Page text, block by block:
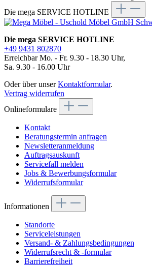
Die mega SERVICE HOTLINE
Die mega SERVICE HOTLINE
+49 9431 802870
Erreichbar Mo. - Fr. 9.30 - 18.30 Uhr,
Sa. 9.30 - 16.00 Uhr
Oder über unserKontaktformular.
Vertrag widerrufen
Onlineformulare
Kontakt
Beratungstermin anfragen
Newsletteranmeldung
Auftragsauskunft
Servicefall melden
Jobs & Bewerbungsformular
Widerrufsformular
Informationen
Standorte
Serviceleistungen
Versand- & Zahlungsbedingungen
Widerrufsrecht & -formular
Barrierefreiheit